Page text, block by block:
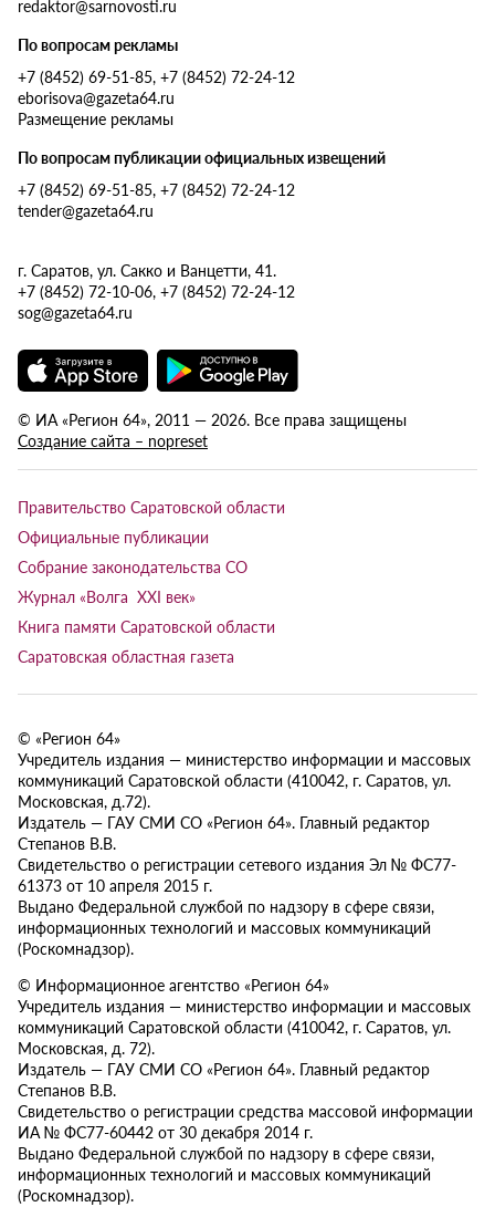
redaktor@sarnovosti.ru
По вопросам рекламы
+7 (8452) 69-51-85, +7 (8452) 72-24-12
eborisova@gazeta64.ru
Размещение рекламы
По вопросам публикации официальных извещений
+7 (8452) 69-51-85, +7 (8452) 72-24-12
tender@gazeta64.ru
г. Саратов, ул. Сакко и Ванцетти, 41.
+7 (8452) 72-10-06, +7 (8452) 72-24-12
sog@gazeta64.ru
© ИА «Регион 64», 2011 — 2026. Все права защищены
Создание сайта – nopreset
Правительство Саратовской области
Официальные публикации
Собрание законодательства СО
Журнал «Волга XXI век»
Книга памяти Саратовской области
Саратовская областная газета
© «Регион 64»
Учредитель издания — министерство информации и массовых
коммуникаций Саратовской области (410042, г. Саратов, ул.
Московская, д.72).
Издатель — ГАУ СМИ СО «Регион 64». Главный редактор
Степанов В.В.
Свидетельство о регистрации сетевого издания Эл № ФС77-
61373 от 10 апреля 2015 г.
Выдано Федеральной службой по надзору в сфере связи,
информационных технологий и массовых коммуникаций
(Роскомнадзор).
© Информационное агентство «Регион 64»
Учредитель издания — министерство информации и массовых
коммуникаций Саратовской области (410042, г. Саратов, ул.
Московская, д. 72).
Издатель — ГАУ СМИ СО «Регион 64». Главный редактор
Степанов В.В.
Свидетельство о регистрации средства массовой информации
ИА № ФС77-60442 от 30 декабря 2014 г.
Выдано Федеральной службой по надзору в сфере связи,
информационных технологий и массовых коммуникаций
(Роскомнадзор).